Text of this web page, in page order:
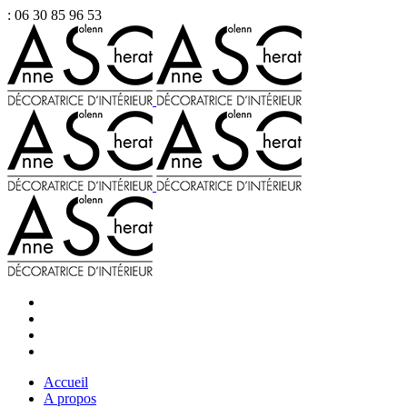
: 06 30 85 96 53
Accueil
A propos